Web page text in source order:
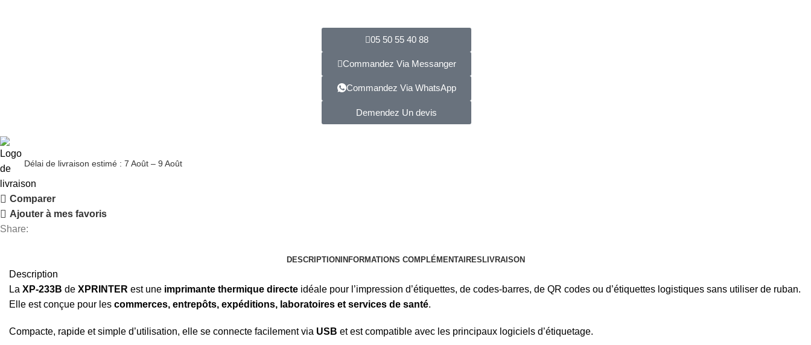
05 50 55 40 88
Commandez Via Messanger
Commandez Via WhatsApp
Demendez Un devis
Délai de livraison estimé : 7 Août – 9 Août
Comparer
Ajouter à mes favoris
Share:
DESCRIPTIONINFORMATIONS COMPLÉMENTAIRESLIVRAISON
Description
La XP-233B de XPRINTER est une imprimante thermique directe idéale pour l’impression d’étiquettes, de codes-barres, de QR codes ou d’étiquettes logistiques sans utiliser de ruban.
Elle est conçue pour les commerces, entrepôts, expéditions, laboratoires et services de santé.
Compacte, rapide et simple d’utilisation, elle se connecte facilement via USB et est compatible avec les principaux logiciels d’étiquetage.